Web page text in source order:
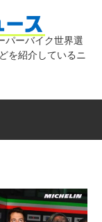
気
バ
パーバイク世界選
を紹介しているニ